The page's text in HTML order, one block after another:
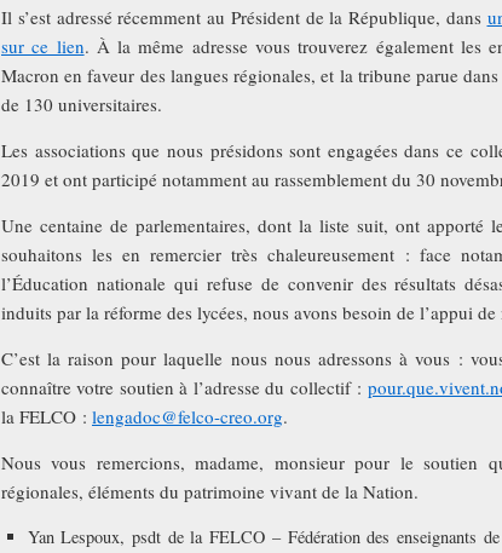
Il s’est adressé récemment au Président de la République, dans
sur ce lien. À la même adresse vous trouverez également les
Macron en faveur des langues régionales, et la tribune parue
de 130 universitaires.
Les associations que nous présidons sont engagées dans ce
2019 et ont participé notamment au rassemblement du 30
Une centaine de parlementaires, dont la liste suit, ont apporté
souhaitons les en remercier très chaleureusement : face
l’Éducation nationale qui refuse de convenir des résultats
induits par la réforme des lycées, nous avons besoin de l’appui de
C’est la raison pour laquelle nous nous adressons à vous :
connaître votre soutien à l’adresse du collectif :
la FELCO : lengadoc@felco-creo.org.
Nous vous remercions, madame, monsieur pour le soutien
régionales, éléments du patrimoine vivant de la Nation.
Yan Lespoux, psdt de la FELCO – Fédération des enseignants